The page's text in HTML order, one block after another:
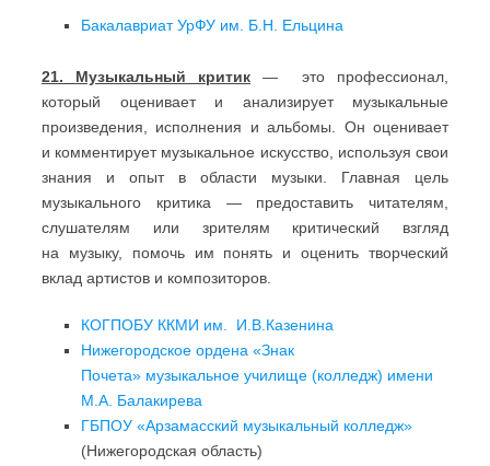
БакалавриатУрФУ им. Б.Н. Ельцина
21. Музыкальный критик — это профессионал,
который оценивает и анализирует музыкальные
произведения, исполнения и альбомы. Он оценивает
и комментирует музыкальное искусство, используя свои
знания и опыт в области музыки. Главная цель
музыкального критика — предоставить читателям,
слушателям или зрителям критический взгляд
на музыку, помочь им понять и оценить творческий
вклад артистов и композиторов.
КОГПОБУ ККМИ им. И.В.Казенина
Нижегородское ордена «Знак
Почета» музыкальное училище (колледж) имени
М.А. Балакирева
ГБПОУ «Арзамасский музыкальный колледж»
(Нижегородская область)